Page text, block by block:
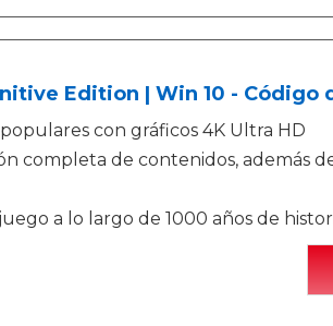
Edition | Win 10 - Código
con gráficos 4K Ultra HD
completa de contenidos, además
a lo largo de 1000 años de